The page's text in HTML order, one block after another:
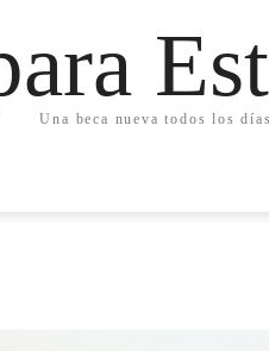
Una beca nueva todos los días